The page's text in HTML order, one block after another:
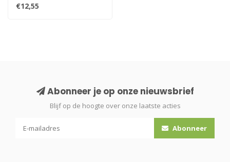
€12,55
Abonneer je op onze nieuwsbrief
Blijf op de hoogte over onze laatste acties
Abonneer